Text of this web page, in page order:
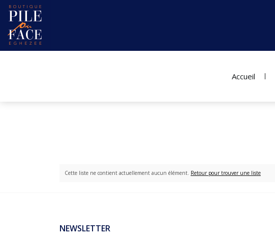
Accueil
Cette liste ne contient actuellement aucun élément. Retour pour trouver une liste
NEWSLETTER